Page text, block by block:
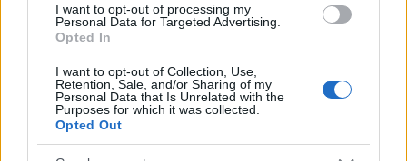
I want to opt-out of processing my
Personal Data for Targeted Advertising.
Opted In
I want to opt-out of Collection, Use,
Retention, Sale, and/or Sharing of my
Personal Data that Is Unrelated with the
Purposes for which it was collected.
Opted Out